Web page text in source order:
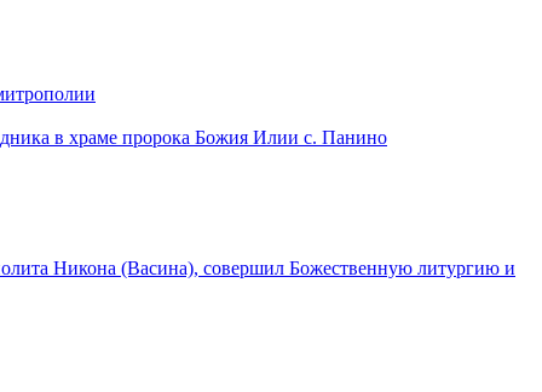
в храме пророка Божия Илии с. Панино
Никона (Васина), совершил Божественную литургию и